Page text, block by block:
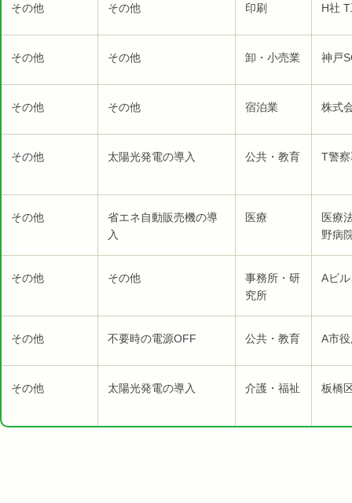
その他 その他 印刷 H社
その他 その他 卸・小売業 神戸
その他 その他 宿泊業 株式
その他 太陽光発電の導入 公共・教育 T警
その他
省エネ自動販売機の導
入
医療
医療
野病
その他 その他
事務所・研
究所
Aビ
その他 不要時の電源OFF 公共・教育 A市
その他 太陽光発電の導入 介護・福祉 板橋